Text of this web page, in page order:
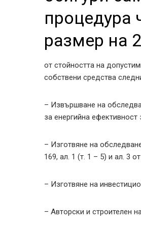
процедура
размер на
от стойността на
собствени средства
– Извършване на
за енергийна
– Изготвяне на
169, ал. 1 (т. 1 – 5) и ал. 3
– Изготвяне на
– Авторски и строителен